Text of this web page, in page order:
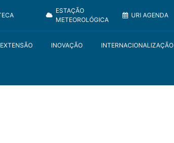
ESTAÇÃO
METEOROLÓGICA
URI AGENDA
EXTENSÃO INOVAÇÃO INTERNACIONALIZAÇÃO